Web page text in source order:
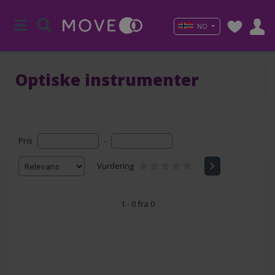
NO
Optiske instrumenter
Pris -
Vurdering
1 - 0 fra 0